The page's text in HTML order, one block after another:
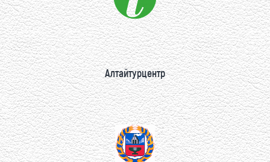
Алтайтурцентр